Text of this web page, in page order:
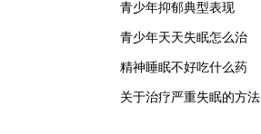
青少年抑郁典型表现
青少年天天失眠怎么治
精神睡眠不好吃什么药
关于治疗严重失眠的方法